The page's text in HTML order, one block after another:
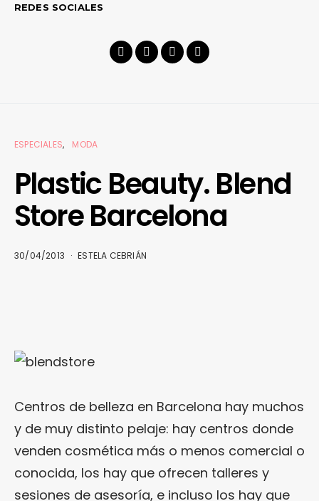
REDES SOCIALES
ESPECIALES MODA
Plastic Beauty. Blend
Store Barcelona
30/04/2013 ESTELA CEBRIÁN
Centros de belleza en Barcelona hay muchos
y de muy distinto pelaje: hay centros donde
venden cosmética más o menos comercial o
conocida, los hay que ofrecen talleres y
sesiones de asesoría, e incluso los hay que